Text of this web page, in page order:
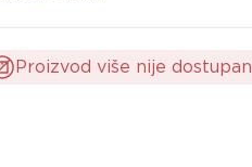
Proizvod više nije dostupan